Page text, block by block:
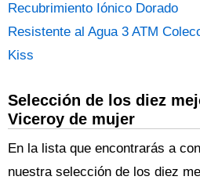
Recubrimiento Iónico Dorado
Resistente al Agua 3 ATM
Kiss
Selección de los diez
Viceroy de mujer
En la lista que encontrarás a
nuestra selección de los diez